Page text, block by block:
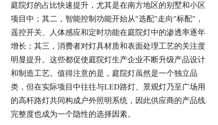
庭院灯的占比快速提升，尤其是在南方地区的别墅和小区
项目中；其二，智能控制功能开始从"选配"走向"标配"，
遥控开关、人体感应和定时功能在庭院灯中的渗透率逐年
增长；其三，消费者对灯具材质和表面处理工艺的关注度
明显提升。这些都促使庭院灯生产企业不断升级产品设计
和制造工艺。值得注意的是，庭院灯虽然是一个独立品
类，但在实际项目中往往与LED路灯、景观灯乃至广场用
的高杆路灯共同构成户外照明系统，因此供应商的产品线
完整度也成为一个隐性的选择因素。